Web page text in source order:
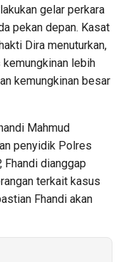
gelar perkara
pekan depan. Kasat
Dira menuturkan,
lebih
kemungkinan besar
Mahmud
penyidik Polres
Fhandi dianggap
terkait kasus
Fhandi akan